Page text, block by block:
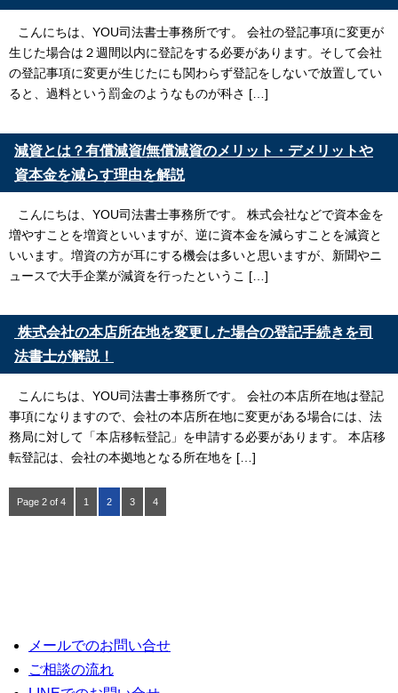
こんにちは、YOU司法書士事務所です。 会社の登記事項に変更が
生じた場合は２週間以内に登記をする必要があります。そして会社
の登記事項に変更が生じたにも関わらず登記をしないで放置してい
ると、過料という罰金のようなものが科さ […]
減資とは？有償減資/無償減資のメリット・デメリットや
資本金を減らす理由を解説
こんにちは、YOU司法書士事務所です。 株式会社などで資本金を
増やすことを増資といいますが、逆に資本金を減らすことを減資と
いいます。増資の方が耳にする機会は多いと思いますが、新聞やニ
ュースで大手企業が減資を行ったというこ […]
株式会社の本店所在地を変更した場合の登記手続きを司
法書士が解説！
こんにちは、YOU司法書士事務所です。 会社の本店所在地は登記
事項になりますので、会社の本店所在地に変更がある場合には、法
務局に対して「本店移転登記」を申請する必要があります。 本店移
転登記は、会社の本拠地となる所在地を […]
Page 2 of 4 1 2 3 4
メールでのお問い合せ
ご相談の流れ